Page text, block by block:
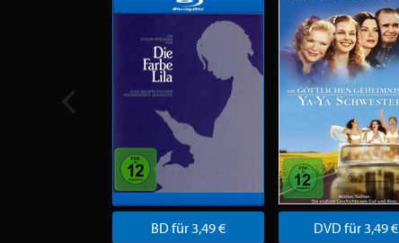
BD für 3,49 €
DVD für 3,49 €